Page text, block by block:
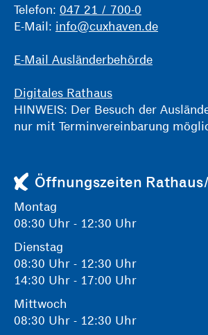
Telefon: 047 21 / 700-0
E-Mail: info@cuxhaven.de
E-Mail Ausländerbehörde
Digitales Rathaus
HINWEIS: Der Besuch der
nur mit Terminvereinbarung
Öffnungszeiten
Montag
08:30 Uhr - 12:30 Uhr
Dienstag
08:30 Uhr - 12:30 Uhr
14:30 Uhr - 17:00 Uhr
Mittwoch
08:30 Uhr - 12:30 Uhr